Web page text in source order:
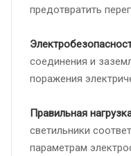
предотвратить
соединения и
поражения
Правильная
светильники
параметрам